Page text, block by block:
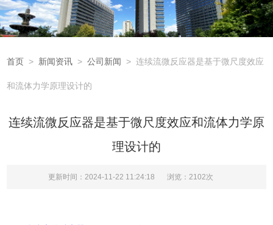
首页 > 新闻资讯 >公司新闻 > 连续流微反应器是基于微尺度效应
和流体力学原理设计的
连续流微反应器是基于微尺度效应和流体力学原
理设计的
更新时间：2024-11-22 11:24:18 浏览：2102次